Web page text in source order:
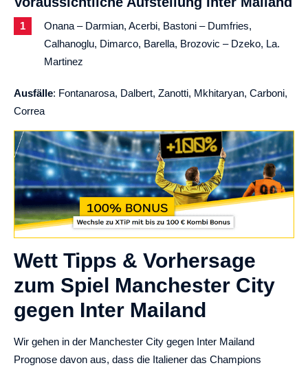
Onana – Darmian, Acerbi, Bastoni – Dumfries,
Calhanoglu, Dimarco, Barella, Brozovic – Dzeko, La.
Martinez
Ausfälle: Fontanarosa, Dalbert, Zanotti, Mkhitaryan, Carboni,
Correa
Wett Tipps & Vorhersage
zum Spiel Manchester City
gegen Inter Mailand
Wir gehen in der Manchester City gegen Inter Mailand
Prognose davon aus, dass die Italiener das Champions